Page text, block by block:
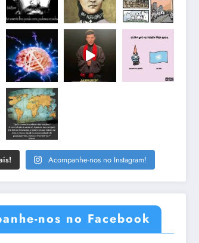
Acompanhe-nos no Instagram!
nos no Facebook